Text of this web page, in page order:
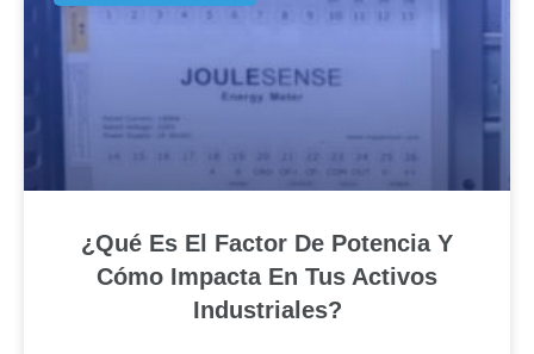
¿Qué Es El Factor De Potencia Y
Cómo Impacta En Tus Activos
Industriales?